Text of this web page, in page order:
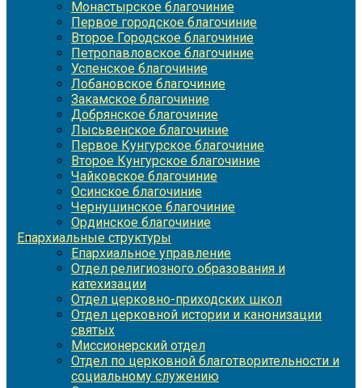
Монастырское благочиние
Первое городское благочиние
Второе Городское благочиние
Петропавловское благочиние
Успенское благочиние
Лобановское благочиние
Закамское благочиние
Добрянское благочиние
Лысьвенское благочиние
Первое Кунгурское благочиние
Второе Кунгурское благочиние
Чайковское благочиние
Осинское благочиние
Чернушинское благочиние
Ординское благочиние
Епархиальные структуры
Епархиальное управление
Отдел религиозного образования и
катехизации
Отдел церковно-приходских школ
Отдел церковной истории и канонизации
святых
Миссионерский отдел
Отдел по церковной благотворительности и
социальному служению